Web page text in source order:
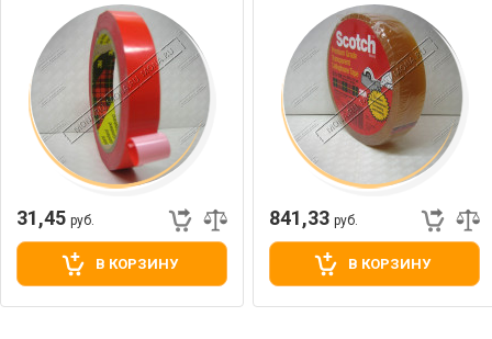
31,45 руб.
В КОРЗИНУ
841,33 руб.
В КОРЗИНУ